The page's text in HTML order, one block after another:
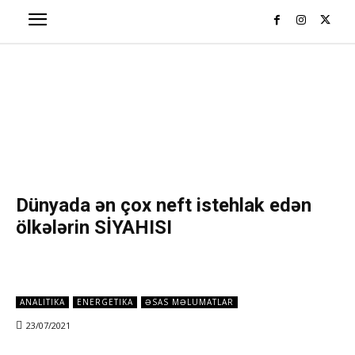
Dünyada ən çox neft istehlak edən
ölkələrin SİYAHISI
ANALITIKA ENERGETIKA ƏSAS MƏLUMATLAR
23/07/2021